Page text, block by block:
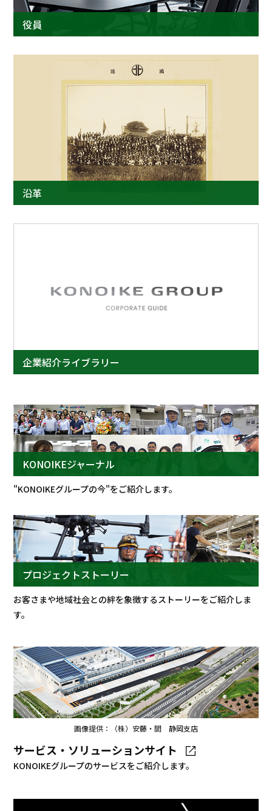
役員
沿革
企業紹介ライブラリー
KONOIKEジャーナル
"KONOIKEグループの今"をご紹介します。
プロジェクトストーリー
お客さまや地域社会との絆を象徴するストーリーをご紹介しま
す。
画像提供：（株）安藤・間 静岡支店
サービス・ソリューションサイト
KONOIKEグループのサービスをご紹介します。